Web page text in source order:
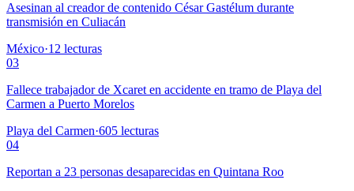
Asesinan al creador de contenido César Gastélum durante
transmisión en Culiacán
México·12 lecturas
03
Fallece trabajador de Xcaret en accidente en tramo de Playa del
Carmen a Puerto Morelos
Playa del Carmen·605 lecturas
04
Reportan a 23 personas desaparecidas en Quintana Roo